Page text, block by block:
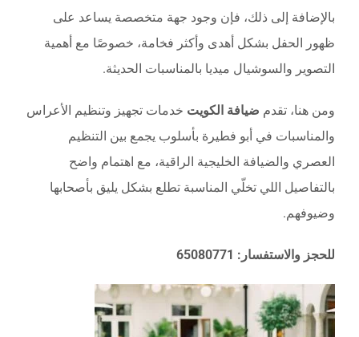
بالإضافة إلى ذلك، فإن وجود جهة متخصصة يساعد على
ظهور الحفل بشكل أهدى وأكثر فخامة، خصوصًا مع أهمية
التصوير والسوشيال ميديا بالمناسبات الحديثة.
ومن هنا، تقدم ضيافة الكويت خدمات تجهيز وتنظيم الأعراس
والمناسبات في أبو فطيرة بأسلوب يجمع بين التنظيم
العصري والضيافة الخليجية الراقية، مع اهتمام واضح
بالتفاصيل اللي تخلّي المناسبة تطلع بشكل يليق بأصحابها
وضيوفهم.
للحجز والاستفسار: 65080771